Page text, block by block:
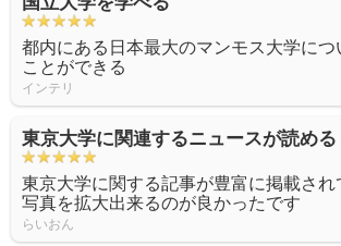
都内にある日本最大のマンモス大学につ
ことができる
インテリ
東京大学に関連するニュースが読める
東京大学に関する記事が豊富に掲載さ
写真を拡大出来るのが良かったです
らいおん